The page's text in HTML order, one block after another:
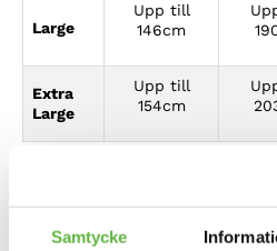
Samtycke
Large
Upp till
146cm
Extra
Large
Upp till
154cm
Hållbarhet är kärnan i
Som en certifierad B Corp
standarder för social och